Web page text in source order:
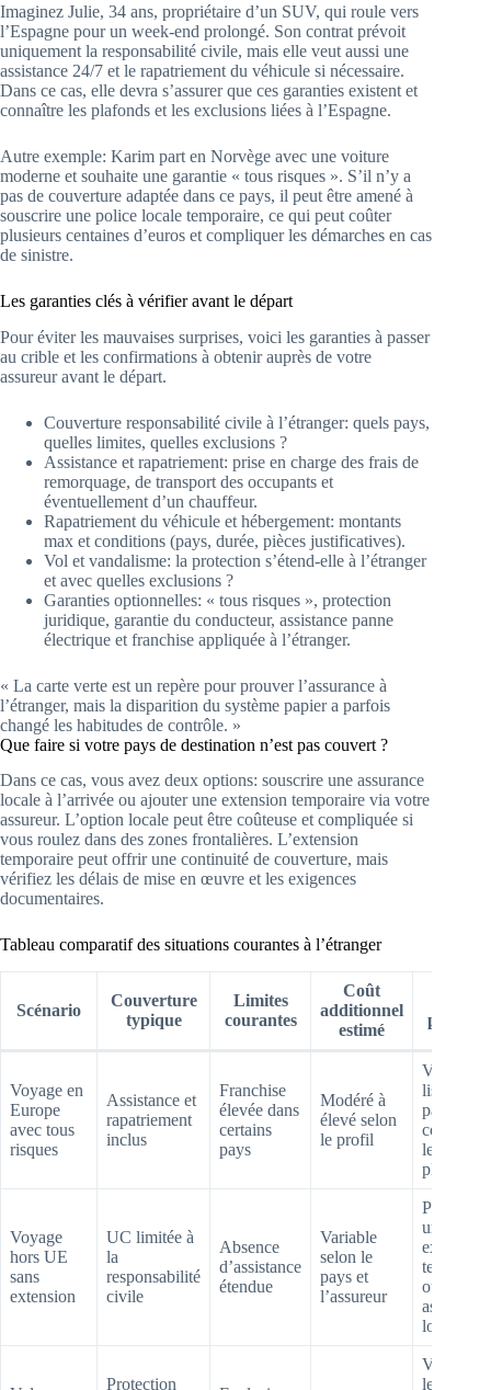
Imaginez Julie, 34 ans, propriétaire d’un SUV, qui roule vers
l’Espagne pour un week-end prolongé. Son contrat prévoit
uniquement la responsabilité civile, mais elle veut aussi une
assistance 24/7 et le rapatriement du véhicule si nécessaire.
Dans ce cas, elle devra s’assurer que ces garanties existent et
connaître les plafonds et les exclusions liées à l’Espagne.
Autre exemple: Karim part en Norvège avec une voiture
moderne et souhaite une garantie « tous risques ». S’il n’y a
pas de couverture adaptée dans ce pays, il peut être amené à
souscrire une police locale temporaire, ce qui peut coûter
plusieurs centaines d’euros et compliquer les démarches en cas
de sinistre.
Les garanties clés à vérifier avant le départ
Pour éviter les mauvaises surprises, voici les garanties à passer
au crible et les confirmations à obtenir auprès de votre
assureur avant le départ.
Couverture responsabilité civile à l’étranger: quels pays,
quelles limites, quelles exclusions ?
Assistance et rapatriement: prise en charge des frais de
remorquage, de transport des occupants et
éventuellement d’un chauffeur.
Rapatriement du véhicule et hébergement: montants
max et conditions (pays, durée, pièces justificatives).
Vol et vandalisme: la protection s’étend-elle à l’étranger
et avec quelles exclusions ?
Garanties optionnelles: « tous risques », protection
juridique, garantie du conducteur, assistance panne
électrique et franchise appliquée à l’étranger.
« La carte verte est un repère pour prouver l’assurance à
l’étranger, mais la disparition du système papier a parfois
changé les habitudes de contrôle. »
Que faire si votre pays de destination n’est pas couvert ?
Dans ce cas, vous avez deux options: souscrire une assurance
locale à l’arrivée ou ajouter une extension temporaire via votre
assureur. L’option locale peut être coûteuse et compliquée si
vous roulez dans des zones frontalières. L’extension
temporaire peut offrir une continuité de couverture, mais
vérifiez les délais de mise en œuvre et les exigences
documentaires.
Tableau comparatif des situations courantes à l’étranger
Scénario
Couverture
typique
Limites
courantes
Coût
additionnel
estimé
pratique
Voyage en
Europe
avec tous
risques
Assistance et
rapatriement
inclus
Franchise
élevée dans
certains
pays
Modéré à
élevé selon
le profil
Vérifier la
liste des
pays
couverts
les
plafonds
Voyage
hors UE
sans
extension
UC limitée à
la
responsabilité
civile
Absence
d’assistance
étendue
Variable
selon le
pays et
l’assureur
Prévoir
une
extension
ou
assurance
locale
Protection
Vérifier
les